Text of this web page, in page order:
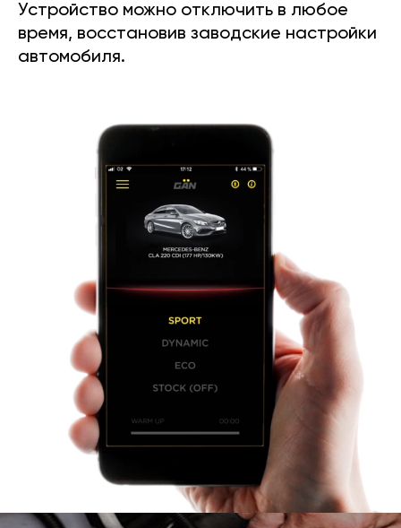
Устройство можно отключить в любое
время, восстановив заводские настройки
автомобиля.